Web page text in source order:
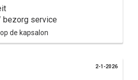
bezorg service
de kapsalon
2-1-2026